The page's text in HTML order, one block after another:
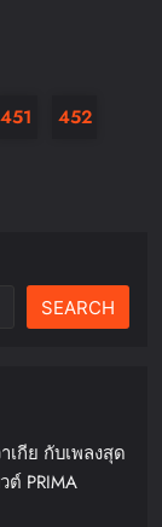
451 452
SEARCH
เกีย กับเพลงสุด
ต์ PRIMA